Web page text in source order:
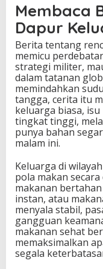
Membaca
Dapur
Berita tentang
memicu
strategi militer,
dalam tatanan
memindahkan
tangga, cerita itu
keluarga biasa,
tingkat tinggi,
punya bahan
malam ini.
Keluarga di
pola makan
makanan
instan, atau
menyala stabil,
gangguan
makanan sehat
memaksimalkan
segala